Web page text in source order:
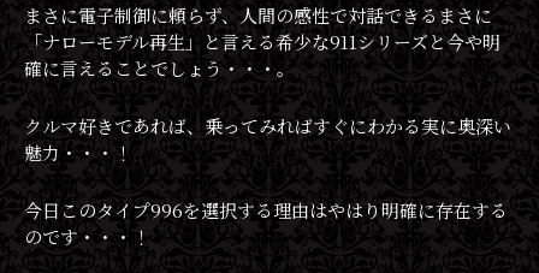
まさに電子制御に頼らず、人間の感性で対話できるまさに
「ナローモデル再生」と言える希少な911シリーズと今や明
確に言えることでしょう・・・。
クルマ好きであれば、乗ってみればすぐにわかる実に奥深い
魅力・・・！
今日このタイプ996を選択する理由はやはり明確に存在する
のです・・・！